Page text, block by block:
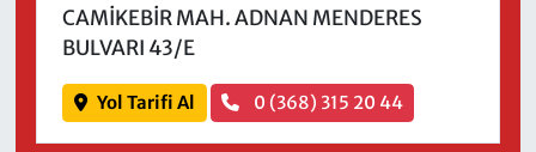
CAMİKEBİR MAH. ADNAN MENDERES
BULVARI 43/E
Yol Tarifi Al 0 (368) 315 20 44